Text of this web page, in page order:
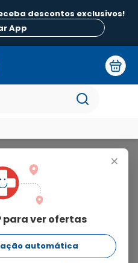
descontos exclusivos!
App
+
para ver ofertas
automática